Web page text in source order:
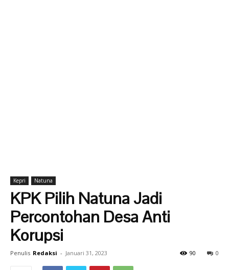
Kepri Natuna
KPK Pilih Natuna Jadi
Percontohan Desa Anti
Korupsi
Penulis Redaksi - Januari 31, 2023 0
90